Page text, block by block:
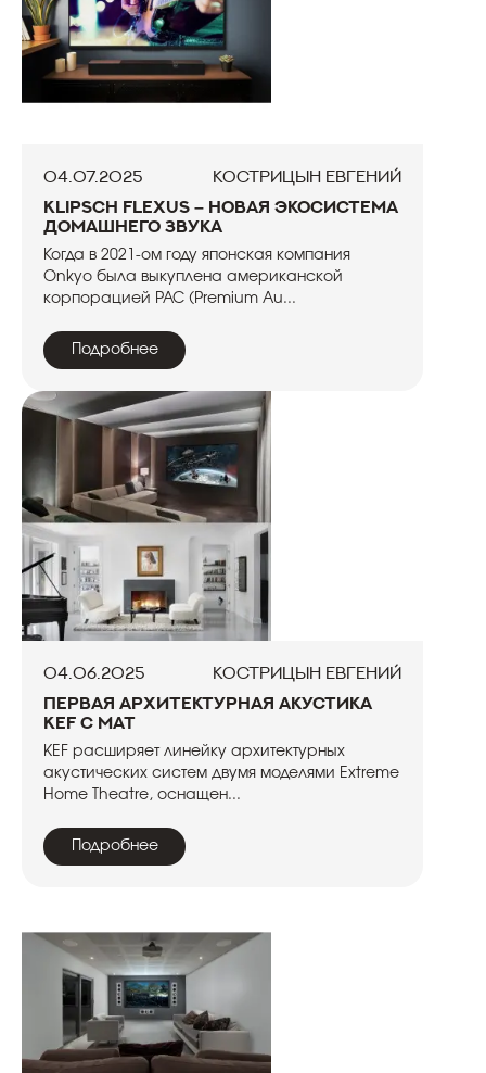
04.07.2025
Кострицын Евгений
Klipsch Flexus – новая экосистема
домашнего звука
Когда в 2021-ом году японская компания
Onkyo была выкуплена американской
корпорацией PAC (Premium Au...
Подробнее
04.06.2025
Кострицын Евгений
Первая архитектурная акустика
KEF c MAT
KEF расширяет линейку архитектурных
акустических систем двумя моделями Extreme
Home Theatre, оснащен...
Подробнее